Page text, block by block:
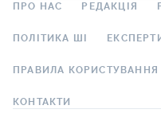
ПРО НАС РЕДАКЦІЯ
ПОЛІТИКА ШІ
ПРАВИЛА КОРИСТУВАННЯ
КОНТАКТИ